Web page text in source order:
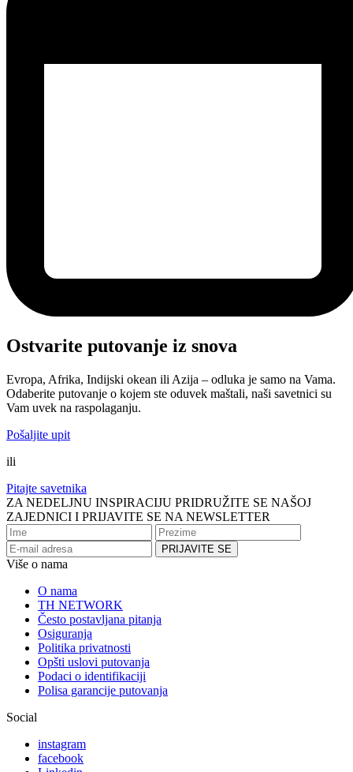
Ostvarite putovanje iz snova
Evropa, Afrika, Indijski okean ili Azija – odluka je samo na Vama.
Odaberite putovanje o kojem ste oduvek maštali, naši savetnici su
Vam uvek na raspolaganju.
Pošaljite upit
ili
Pitajte savetnika
ZA NEDELJNU INSPIRACIJU PRIDRUŽITE SE NAŠOJ
ZAJEDNICI I PRIJAVITE SE NA NEWSLETTER
Više o nama
O nama
TH NETWORK
Često postavljana pitanja
Osiguranja
Politika privatnosti
Opšti uslovi putovanja
Podaci o identifikaciji
Polisa garancije putovanja
Social
instagram
facebook